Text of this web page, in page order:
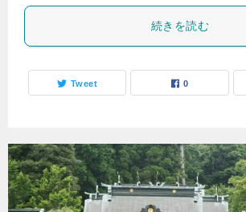
続きを読む
Tweet 0